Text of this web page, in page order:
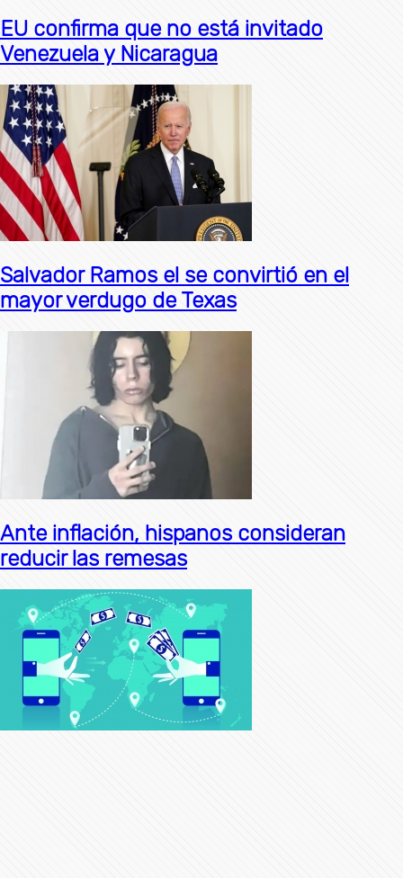
EU confirma que no está invitado
Venezuela y Nicaragua
Salvador Ramos el se convirtió en el
mayor verdugo de Texas
Ante inflación, hispanos consideran
reducir las remesas